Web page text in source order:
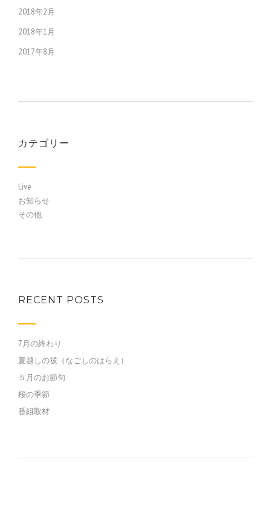
2018年2月
2018年1月
2017年8月
カテゴリー
Live
お知らせ
その他
RECENT POSTS
7月の終わり
夏越しの祓（なごしのはらえ）
５月のお節句
桜の季節
番組取材